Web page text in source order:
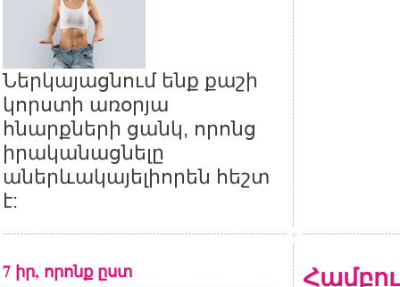
Ներկայացնում ենք քաշի
կորստի առօրյա
հնարքների ցանկ, որոնց
իրականացնելը
աներևակայելիորեն հեշտ
է:
7 իր, որոնք ըստ